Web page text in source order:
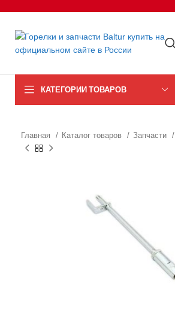
КАТЕГОРИИ ТОВАРОВ
Главная Каталог товаров Запчасти